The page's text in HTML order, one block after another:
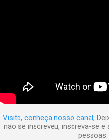
Visite, conheça nosso canal;
não se inscreveu, inscreva-se e
pessoas.